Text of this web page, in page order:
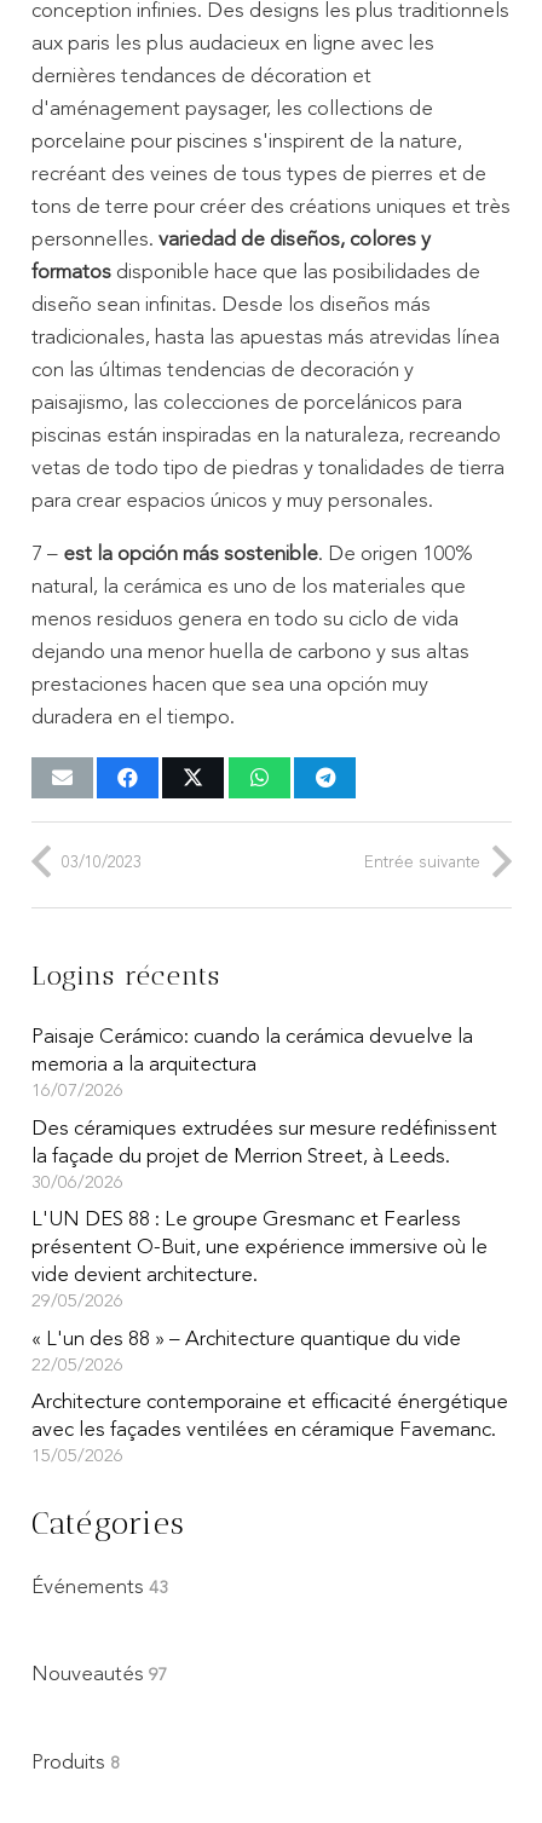
conception infinies. Des designs les plus traditionnels
aux paris les plus audacieux en ligne avec les
dernières tendances de décoration et
d'aménagement paysager, les collections de
porcelaine pour piscines s'inspirent de la nature,
recréant des veines de tous types de pierres et de
tons de terre pour créer des créations uniques et très
personnelles. variedad de diseños, colores y
formatosdisponible hace que las posibilidades de
diseño sean infinitas. Desde los diseños más
tradicionales, hasta las apuestas más atrevidas línea
con las últimas tendencias de decoración y
paisajismo, las colecciones de porcelánicos para
piscinas están inspiradas en la naturaleza, recreando
vetas de todo tipo de piedras y tonalidades de tierra
para crear espacios únicos y muy personales.
7 – est la opción más sostenible. De origen 100%
natural, la cerámica es uno de los materiales que
menos residuos genera en todo su ciclo de vida
dejando una menor huella de carbono y sus altas
prestaciones hacen que sea una opción muy
duradera en el tiempo.
03/10/2023 Entrée suivante
Logins récents
Paisaje Cerámico: cuando la cerámica devuelve la
memoria a la arquitectura
16/07/2026
Des céramiques extrudées sur mesure redéfinissent
la façade du projet de Merrion Street, à Leeds.
30/06/2026
L'UN DES 88 : Le groupe Gresmanc et Fearless
présentent O-Buit, une expérience immersive où le
vide devient architecture.
29/05/2026
« L'un des 88 » – Architecture quantique du vide
22/05/2026
Architecture contemporaine et efficacité énergétique
avec les façades ventilées en céramique Favemanc.
15/05/2026
Catégories
Événements 43
Nouveautés 97
Produits 8